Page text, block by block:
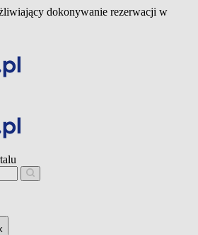
dokonywanie rezerwacji w